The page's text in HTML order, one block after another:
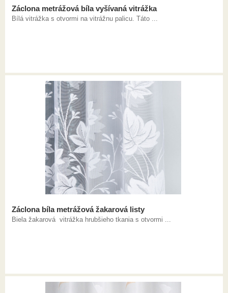
Záclona metrážová bíla vyšívaná vitrážka
Bílá vitrážka s otvormi na vitrážnu palicu. Táto ...
Záclona bíla metrážová žakarová listy
Biela žakarová vitrážka hrubšieho tkania s otvormi ...